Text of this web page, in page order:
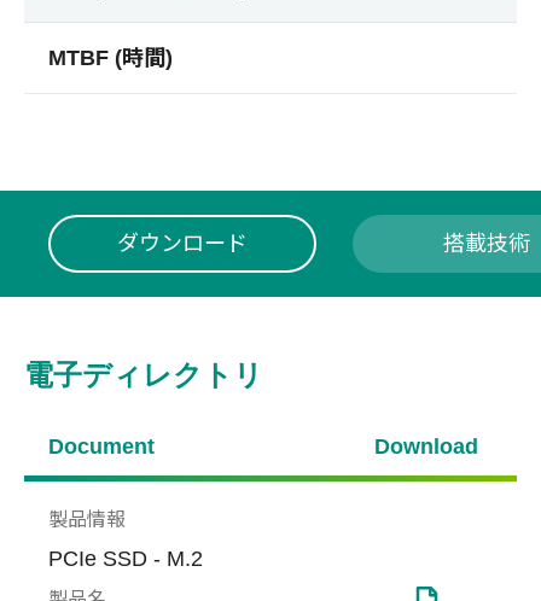
MTBF (時間)
ダウンロード 搭載技術
電子ディレクトリ
Document Download
製品情報
PCIe SSD - M.2